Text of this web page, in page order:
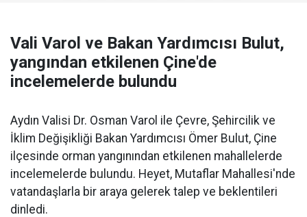
Vali Varol ve Bakan Yardımcısı Bulut,
yangından etkilenen Çine'de
incelemelerde bulundu
Aydın Valisi Dr. Osman Varol ile Çevre, Şehircilik ve
İklim Değişikliği Bakan Yardımcısı Ömer Bulut, Çine
ilçesinde orman yangınından etkilenen mahallelerde
incelemelerde bulundu. Heyet, Mutaflar Mahallesi'nde
vatandaşlarla bir araya gelerek talep ve beklentileri
dinledi.